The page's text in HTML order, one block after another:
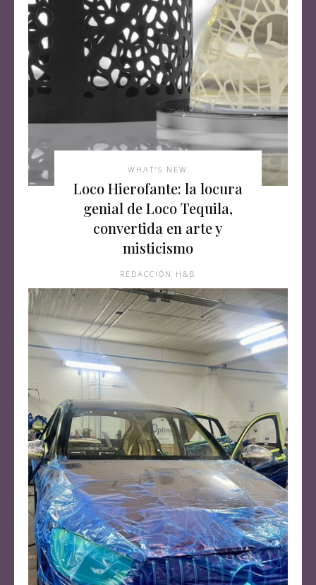
WHAT'S NEW
Loco Hierofante: la locura
genial de Loco Tequila,
convertida en arte y
misticismo
REDACCIÓN H&B